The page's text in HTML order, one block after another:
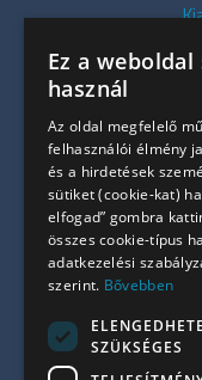
Kiadó
Kiadó
Ez a
használ
Az oldal megfelelő
felhasználói élmény
és a hirdetések
sütiket (cookie-kat)
elfogad” gombra
összes cookie-típus
adatkezelési
szerint. Bővebben
SZÜKSÉGES